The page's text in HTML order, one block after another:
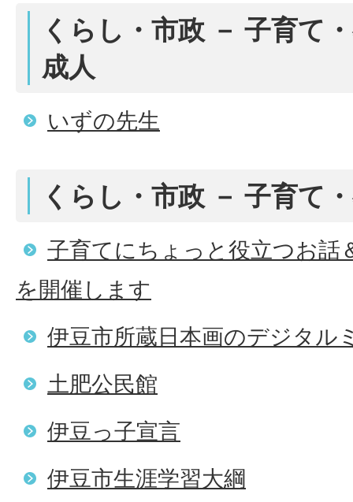
くらし・市政 － 子育て
成人
いずの先生
くらし・市政 － 子育て
子育てにちょっと役立つお話
を開催します
伊豆市所蔵日本画のデジタル
土肥公民館
伊豆っ子宣言
伊豆市生涯学習大綱